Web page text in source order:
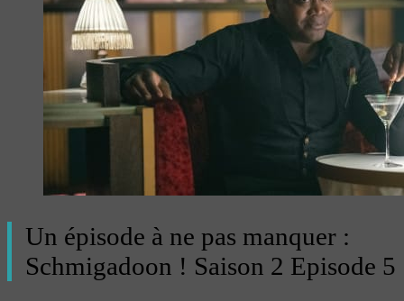
Un épisode à ne pas manquer :
Schmigadoon ! Saison 2 Episode 5